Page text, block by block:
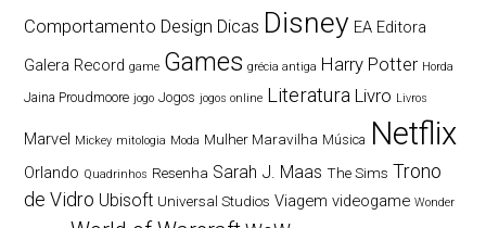
Comportamento Design Dicas Disney EA Editora
Galera Record game Games grécia antiga Harry Potter Horda
Jaina Proudmoore jogo Jogos jogos online Literatura Livro Livros
Marvel Mickey mitologia Moda Mulher Maravilha Música Netflix
Orlando Quadrinhos Resenha Sarah J. Maas The Sims Trono
de Vidro Ubisoft Universal Studios Viagem videogame Wonder